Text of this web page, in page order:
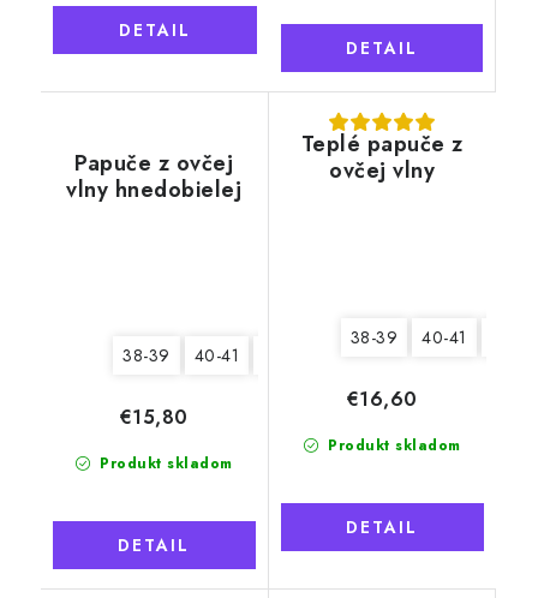
DETAIL
DETAIL
Papuče z ovčej
vlny hnedobielej
38-39 40-41
Produkt skladom
€15,80
DETAIL
Teplé papuče z
ovčej vlny
38-39 40-41
Produkt skladom
€16,60
DETAIL